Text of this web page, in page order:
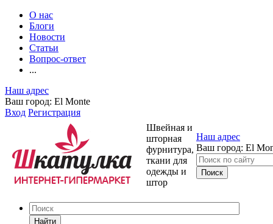
О нас
Блоги
Новости
Статьи
Вопрос-ответ
...
Наш адрес
Ваш город: El Monte
Вход Регистрация
Швейная и
шторная
фурнитура,
ткани для
одежды и
штор
Наш адрес
Ваш город: El
Найти